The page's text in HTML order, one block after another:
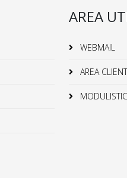
AREA
WEBMAIL
AREA